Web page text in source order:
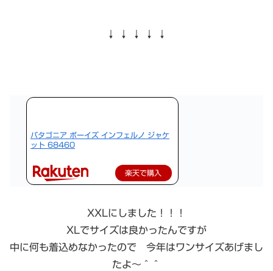
↓ ↓ ↓ ↓ ↓
パタゴニア ボーイズ インフェルノ ジャケ
ット 68460
楽天で購入
XXLにしました！！！
XLでサイズは良かったんですが
中に何も着込めなかったので 今年はワンサイズあげまし
たよ〜＾＾